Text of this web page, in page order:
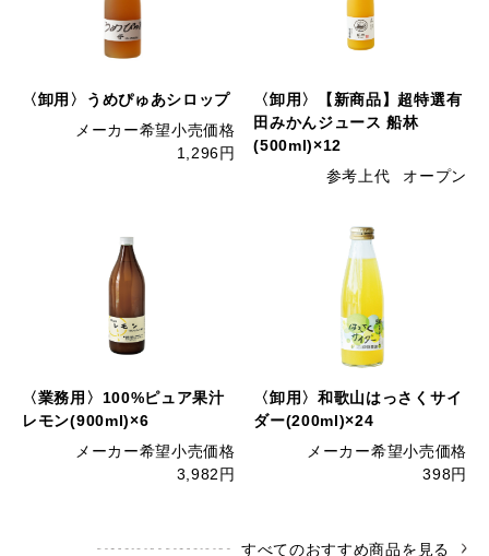
〈卸用〉うめぴゅあシロップ
メーカー希望小売価格
1,296円
〈卸用〉【新商品】超特選有
田みかんジュース 船林
(500ml)×12
参考上代
オープン
〈業務用〉100%ピュア果汁
レモン(900ml)×6
メーカー希望小売価格
3,982円
〈卸用〉和歌山はっさくサイ
ダー(200ml)×24
メーカー希望小売価格
398円
すべてのおすすめ商品を見る